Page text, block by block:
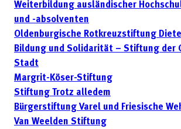
Weiter­bildung ausländischer
und -absolventen
Oldenburgische Rotkreuzstiftung
Bildung und Solidarität – Stiftung der
Stadt
Margrit-Köser-Stiftung
Stiftung Trotz alledem
Bürgerstiftung Varel und Friesische
Van Weelden Stiftung